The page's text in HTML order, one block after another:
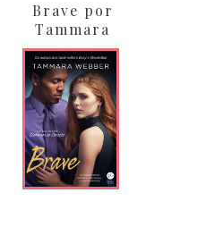
Brave por
Tammara
Webber